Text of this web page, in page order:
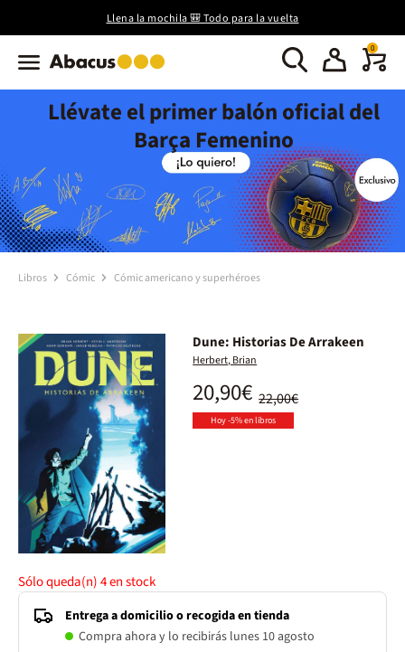
Llena la mochila 🎒 Todo para la vuelta
0
Llévate el primer balón oficial del
Barça Femenino
Libros Cómic Cómic americano y superhéroes
Dune: Historias De Arrakeen
Herbert, Brian
22,00€
20,90€
Hoy -5% en libros
Sólo queda(n)4en stock
Entrega a domicilio o recogida en tienda
Compra ahora y lo recibirás lunes 10 agosto